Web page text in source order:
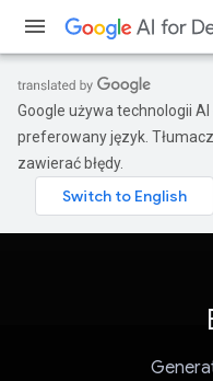
Google używa technologii
preferowany język.
zawierać błędy.